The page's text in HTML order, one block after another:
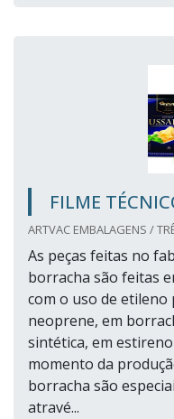
FILME
ARTVAC EMBALAGENS /
As peças feitas no
borracha são feitas
com o uso de
neoprene, em
sintética, em
momento da
borracha são
atravé...